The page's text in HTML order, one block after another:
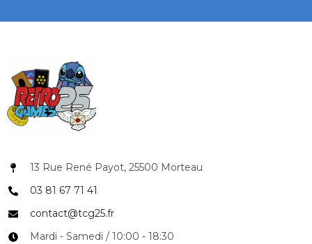
13 Rue René Payot, 25500 Morteau
03 81 67 71 41
contact@tcg25.fr
Mardi - Samedi / 10:00 - 18:30